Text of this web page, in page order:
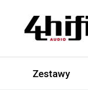
Zestawy